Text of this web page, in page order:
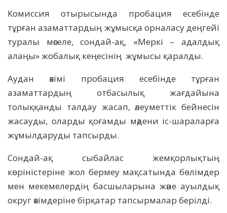
Комиссия отырысында пробация есебінде
тұрған азаматтардың жұмысқа орналасу деңгейі
туралы мәселе, сондай-ақ, «Меркі – адалдық
алаңы» жобалық кеңесінің жұмысы қаралды.
Аудан әкімі пробация есебінде тұрған
азаматтардың отбасылық жағдайына
толыққанды талдау жасап, әлеуметтік бейнесін
жасауды, оларды қоғамды мәдени іс-шараларға
жұмылдаруды тапсырды.
Сондай-ақ сыбайлас жемқорлықтың
көріністеріне жол бермеу мақсатында бөлімдер
мен мекемелердің басшыларына және ауылдық
округ әкімдеріне бірқатар тапсырмалар берілді.